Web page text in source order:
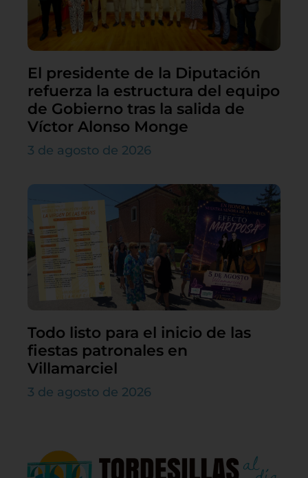
El presidente de la Diputación
refuerza la estructura del equipo
de Gobierno tras la salida de
Víctor Alonso Monge
3 de agosto de 2026
Todo listo para el inicio de las
fiestas patronales en
Villamarciel
3 de agosto de 2026